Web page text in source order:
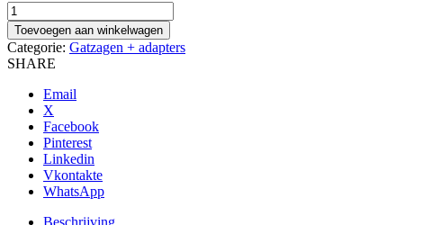
BiM-
Co
Gatzaag,
73mm
normaalvertand
aantal
Toevoegen aan winkelwagen
Categorie: Gatzagen + adapters
SHARE
Email
X
Facebook
Pinterest
Linkedin
Vkontakte
WhatsApp